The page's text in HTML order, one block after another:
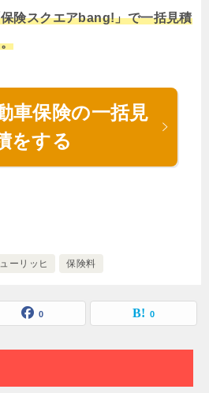
険スクエアbang!」で一括見積
車保険の一括見
をする
ーリッヒ 保険料
0 0